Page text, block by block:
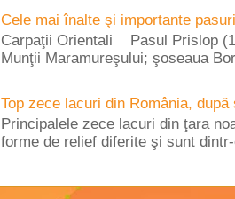
Cele mai înalte şi importante
Carpaţii Orientali Pasul Prislop
Munţii Maramureşului; şoseaua
Top zece lacuri din România, după
Principalele zece lacuri din ţara
forme de relief diferite şi sunt